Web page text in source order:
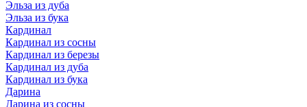
Эльза из дуба
Эльза из бука
Кардинал
Кардинал из сосны
Кардинал из березы
Кардинал из дуба
Кардинал из бука
Дарина
Дарина из сосны